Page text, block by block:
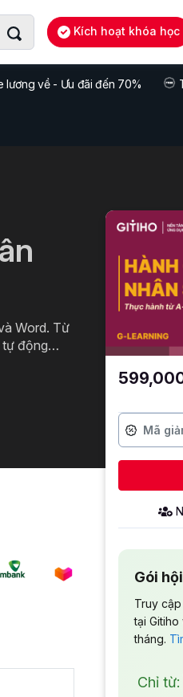
Kích hoạt khóa học
lương về - Ưu đãi đến 70%
Word. Từ
tự động
Gói
Truy
tại
tháng.
Chỉ từ: